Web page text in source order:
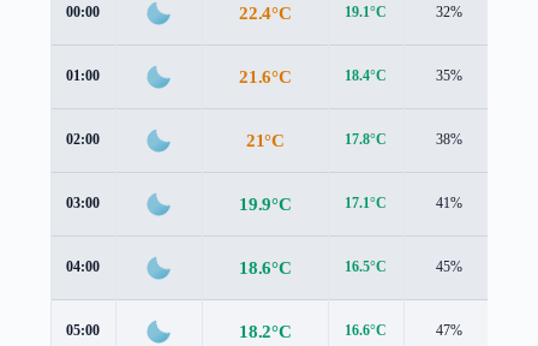
00:00 22.4°C 19.1°C 32%
01:00 21.6°C 18.4°C 35%
02:00 21°C 17.8°C 38%
03:00 19.9°C 17.1°C 41%
04:00 18.6°C 16.5°C 45%
05:00 18.2°C 16.6°C 47%